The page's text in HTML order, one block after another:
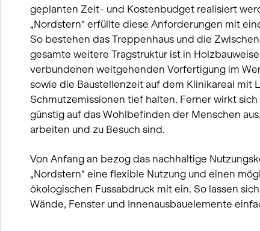
geplanten Zeit- und Kostenbudget realisiert
„Nordstern“ erfüllte diese Anforderungen mit
So bestehen das Treppenhaus und die
gesamte weitere Tragstruktur ist in
verbundenen weitgehenden Vorfertigung im
sowie die Baustellenzeit auf dem Klinikareal mit
Schmutzemissionen tief halten. Ferner wirkt
günstig auf das Wohlbefinden der Menschen
arbeiten und zu Besuch sind.
Von Anfang an bezog das nachhaltige
„Nordstern“ eine flexible Nutzung und einen
ökologischen Fussabdruck mit ein. So lassen
Wände, Fenster und Innenausbauelemente